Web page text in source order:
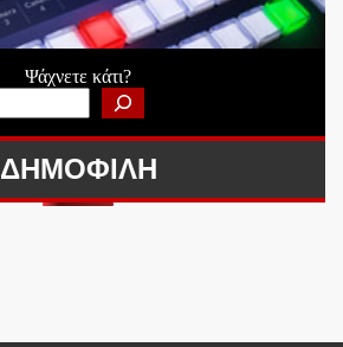
Ψάχνετε κάτι?
ΔΗΜΟΦΙΛΗ